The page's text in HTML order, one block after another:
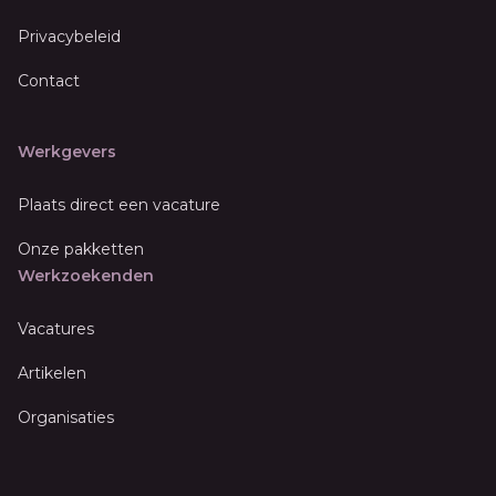
Privacybeleid
Contact
Werkgevers
Plaats direct een vacature
Onze pakketten
Werkzoekenden
Vacatures
Artikelen
Organisaties